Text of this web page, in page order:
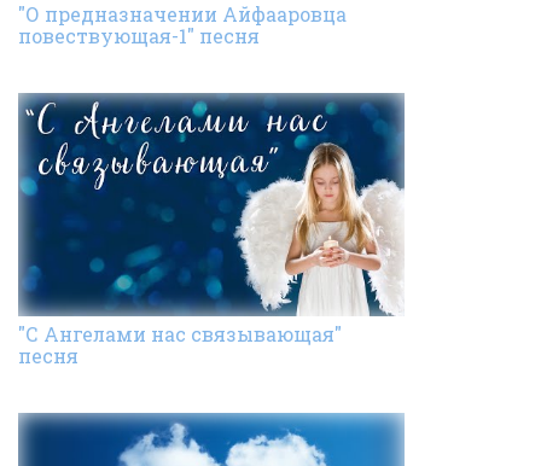
"О предназначении Айфааровца
повествующая-1" песня
"С Ангелами нас связывающая"
песня